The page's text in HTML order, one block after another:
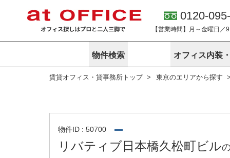
0120-
【営業時間】月～金曜日／
物件検索
東京
路線から探す
こだわりから探す
賃料相場を参考に探す
地図から探す
神奈川
路線から探す
賃料相場を参
地図から探す
オフィス内装
サービス内容
オフィス探しノウハウ
アットオフ
企業情報
オフィス紹
賃貸オフィス・貸事務所トップ 東京のエリアから探す
物件ID : 50700
リバティブ日本橋久松町ビル